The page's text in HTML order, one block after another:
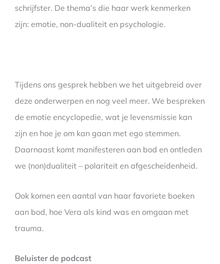
schrijfster. De thema’s die haar werk kenmerken
zijn: emotie, non-dualiteit en psychologie.
Tijdens ons gesprek hebben we het uitgebreid over
deze onderwerpen en nog veel meer. We bespreken
de emotie encyclopedie, wat je levensmissie kan
zijn en hoe je om kan gaan met ego stemmen.
Daarnaast komt manifesteren aan bod en ontleden
we (non)dualiteit – polariteit en afgescheidenheid.
Ook komen een aantal van haar favoriete boeken
aan bod, hoe Vera als kind was en omgaan met
trauma.
Beluister de podcast